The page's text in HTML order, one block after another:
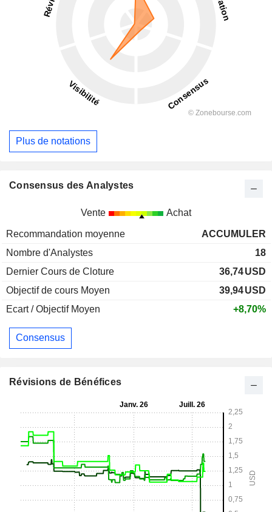
Plus de notations
Consensus des Analystes
Vente Achat
Recommandation moyenne
ACCUMULER
Nombre d'Analystes
18
Dernier Cours de Cloture
36,74USD
Objectif de cours Moyen
39,94USD
Ecart / Objectif Moyen
+8,70%
Consensus
Révisions de Bénéfices